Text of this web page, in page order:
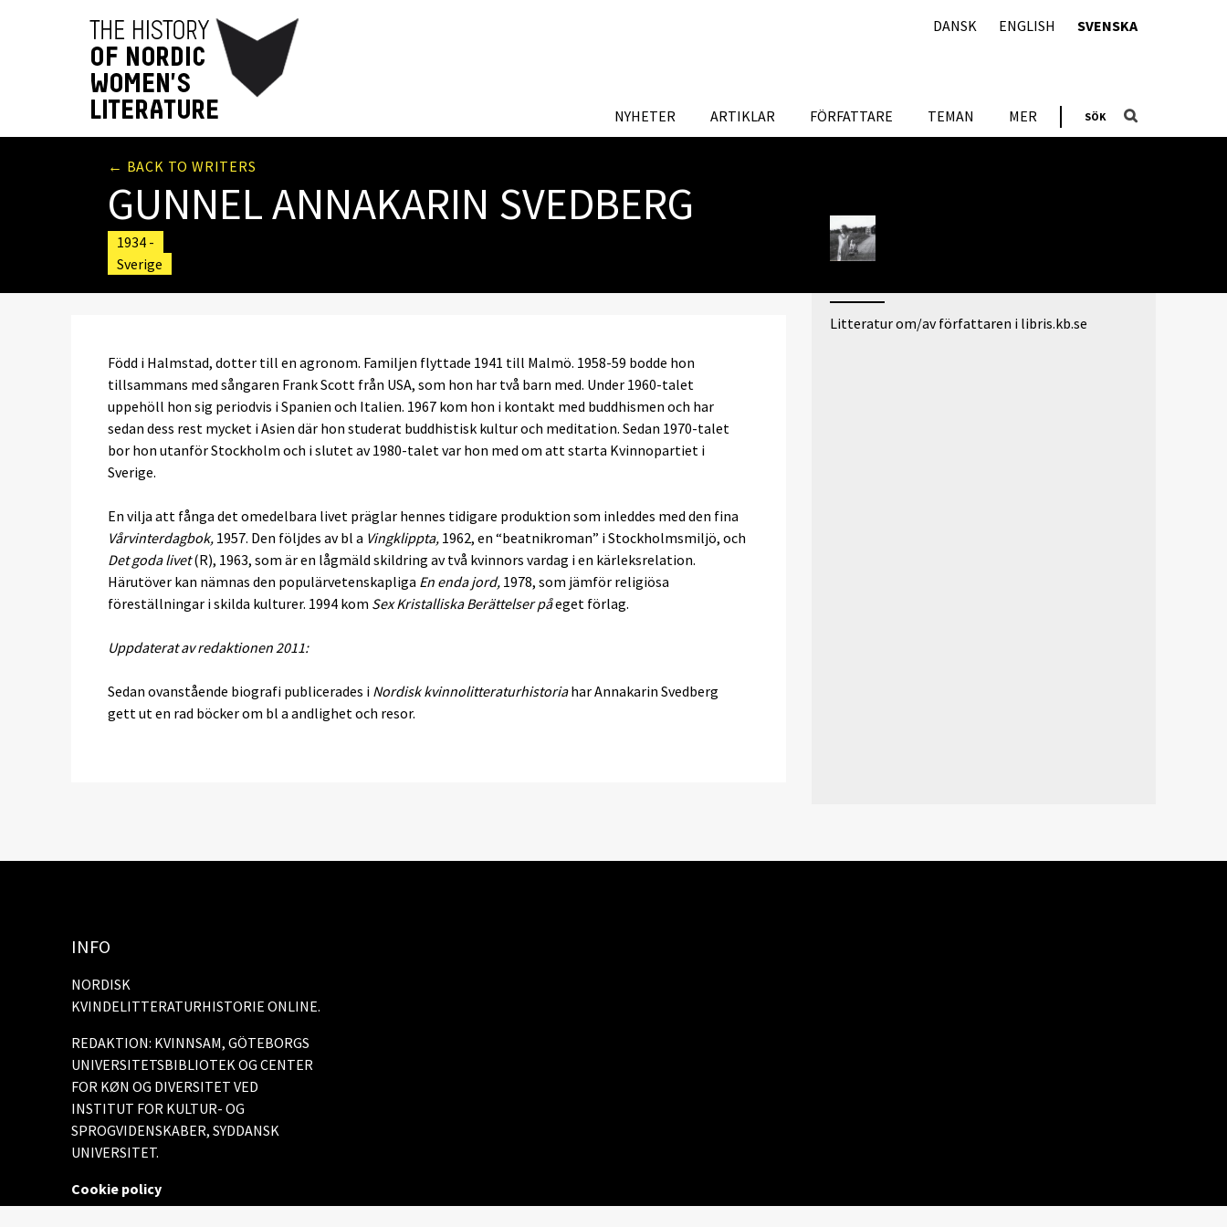
NYHETER ARTIKLAR FÖRFATTARE TEMAN MER SÖK
DANSK ENGLISH SVENSKA
← BACK TO WRITERS
GUNNEL ANNAKARIN SVEDBERG
1934 -
Sverige
Född i Halmstad, dotter till en agronom. Familjen flyttade 1941 till Malmö. 1958-59 bodde hon
tillsammans med sångaren Frank Scott från USA, som hon har två barn med. Under 1960-talet
uppehöll hon sig periodvis i Spanien och Italien. 1967 kom hon i kontakt med buddhismen och har
sedan dess rest mycket i Asien där hon studerat buddhistisk kultur och meditation. Sedan 1970-talet
bor hon utanför Stockholm och i slutet av 1980-talet var hon med om att starta Kvinnopartiet i
Sverige.
En vilja att fånga det omedelbara livet präglar hennes tidigare produktion som inleddes med den fina
Vårvinterdagbok, 1957. Den följdes av bl a Vingklippta, 1962, en “beatnikroman” i Stockholmsmiljö, och
Det goda livet(R), 1963, som är en lågmäld skildring av två kvinnors vardag i en kärleksrelation.
Härutöver kan nämnas den populärvetenskapliga En enda jord, 1978, som jämför religiösa
föreställningar i skilda kulturer. 1994 kom Sex Kristalliska Berättelser påeget förlag.
Uppdaterat av redaktionen 2011:
Sedan ovanstående biografi publicerades i Nordisk kvinnolitteraturhistoriahar Annakarin Svedberg
gett ut en rad böcker om bl a andlighet och resor.
Litteratur om/av författaren i libris.kb.se
INFO
NORDISK
KVINDELITTERATURHISTORIE ONLINE.
REDAKTION: KVINNSAM, GÖTEBORGS
UNIVERSITETSBIBLIOTEK OG CENTER
FOR KØN OG DIVERSITET VED
INSTITUT FOR KULTUR- OG
SPROGVIDENSKABER, SYDDANSK
UNIVERSITET.
Cookie policy